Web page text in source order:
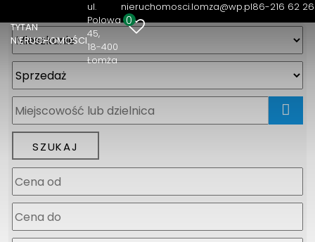
TYTAN
NIERUCHOMOŚCI
ul.
Polowa
45
18-400
Łomża
nieruchomosci.lomza@wp.pl86-216 62 26
0